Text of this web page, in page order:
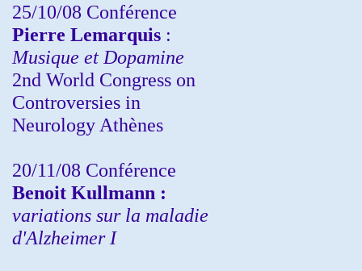
25/10/08 Conférence
Pierre Lemarquis :
Musique et Dopamine
2nd World Congress on
Controversies in
Neurology Athènes
20/11/08 Conférence
Benoit Kullmann :
variations sur la maladie
d'Alzheimer I